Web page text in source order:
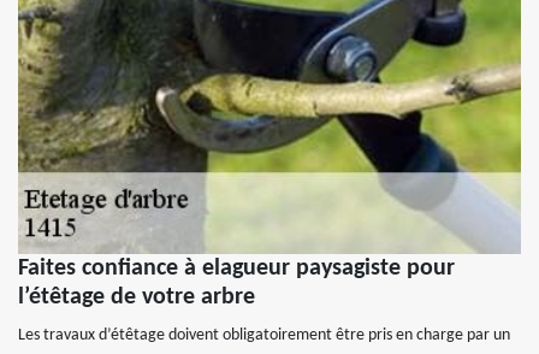
Faites confiance à elagueur paysagiste pour
l’étêtage de votre arbre
Les travaux d’étêtage doivent obligatoirement être pris en charge par un